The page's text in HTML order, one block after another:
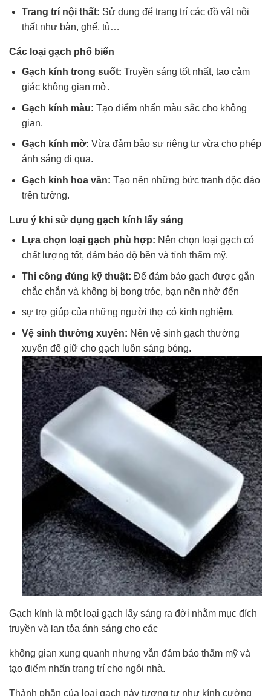
Trang trí nội thất: Sử dụng để trang trí các đồ vật nội
thất như bàn, ghế, tủ…
Các loại gạch phổ biến
Gạch kính trong suốt: Truyền sáng tốt nhất, tạo cảm
giác không gian mở.
Gạch kính màu: Tạo điểm nhấn màu sắc cho không
gian.
Gạch kính mờ: Vừa đảm bảo sự riêng tư vừa cho phép
ánh sáng đi qua.
Gạch kính hoa văn: Tạo nên những bức tranh độc đáo
trên tường.
Lưu ý khi sử dụng gạch kính lấy sáng
Lựa chọn loại gạch phù hợp: Nên chọn loại gạch có
chất lượng tốt, đảm bảo độ bền và tính thẩm mỹ.
Thi công đúng kỹ thuật: Để đảm bảo gạch được gắn
chắc chắn và không bị bong tróc, bạn nên nhờ đến
sự trợ giúp của những người thợ có kinh nghiệm.
Vệ sinh thường xuyên: Nên vệ sinh gạch thường
xuyên để giữ cho gạch luôn sáng bóng.
Gạch kính là một loại gạch lấy sáng ra đời nhằm mục đích
truyền và lan tỏa ánh sáng cho các
không gian xung quanh nhưng vẫn đảm bảo thẩm mỹ và
tạo điểm nhấn trang trí cho ngôi nhà.
Thành phần của loại gạch này tương tự như kính cường